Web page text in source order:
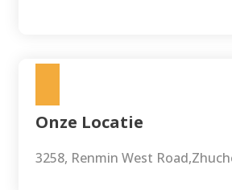
Onze Locatie
3258, Renmin West